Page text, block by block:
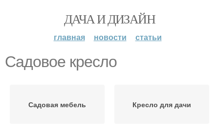
ДАЧА И ДИЗАЙН
главная новости статьи
Садовое кресло
Садовая мебель Кресло для дачи